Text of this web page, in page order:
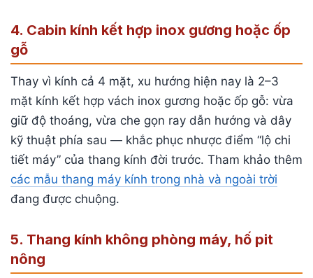
4. Cabin kính kết hợp inox gương hoặc ốp
gỗ
Thay vì kính cả 4 mặt, xu hướng hiện nay là 2–3
mặt kính kết hợp vách inox gương hoặc ốp gỗ: vừa
giữ độ thoáng, vừa che gọn ray dẫn hướng và dây
kỹ thuật phía sau — khắc phục nhược điểm “lộ chi
tiết máy” của thang kính đời trước. Tham khảo thêm
các mẫu thang máy kính trong nhà và ngoài trời
đang được chuộng.
5. Thang kính không phòng máy, hố pit
nông